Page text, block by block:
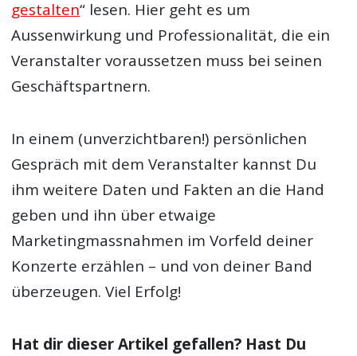
gestalten“ lesen. Hier geht es um
Aussenwirkung und Professionalität, die ein
Veranstalter voraussetzen muss bei seinen
Geschäftspartnern.
In einem (unverzichtbaren!) persönlichen
Gespräch mit dem Veranstalter kannst Du
ihm weitere Daten und Fakten an die Hand
geben und ihn über etwaige
Marketingmassnahmen im Vorfeld deiner
Konzerte erzählen – und von deiner Band
überzeugen. Viel Erfolg!
Hat dir dieser Artikel gefallen? Hast Du